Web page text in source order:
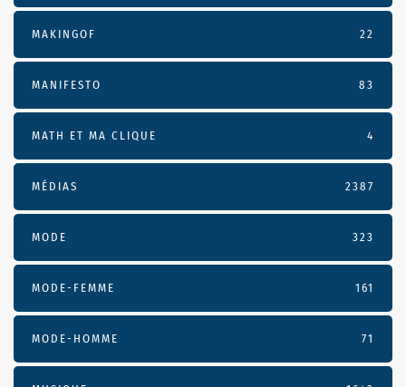
MAKINGOF 22
MANIFESTO 83
MATH ET MA CLIQUE 4
MÉDIAS 2387
MODE 323
MODE-FEMME 161
MODE-HOMME 71